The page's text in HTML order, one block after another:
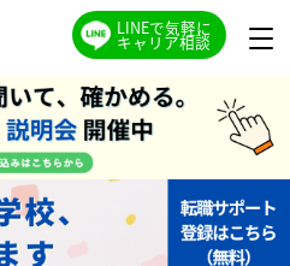
LINEで気軽に
キャリア相談